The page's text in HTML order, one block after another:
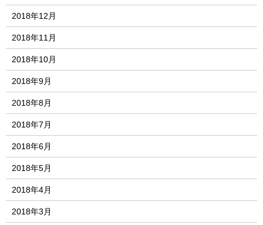
2018年12月
2018年11月
2018年10月
2018年9月
2018年8月
2018年7月
2018年6月
2018年5月
2018年4月
2018年3月